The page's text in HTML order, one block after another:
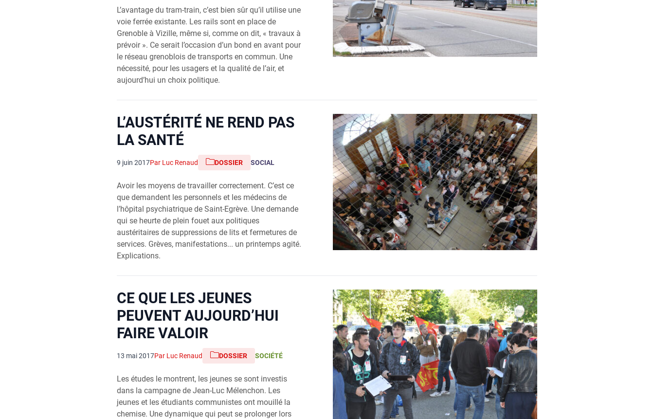
L’avantage du tram-train, c’est bien sûr qu’il utilise une
voie ferrée existante. Les rails sont en place de
Grenoble à Vizille, même si, comme on dit, « travaux à
prévoir ». Ce serait l’occasion d’un bond en avant pour
le réseau grenoblois de transports en commun. Une
nécessité, pour les usagers et la qualité de l’air, et
aujourd’hui un choix politique.
L’AUSTÉRITÉ NE REND PAS
LA SANTÉ
9 juin 2017Par Luc Renaud DOSSIER SOCIAL
Avoir les moyens de travailler correctement. C’est ce
que demandent les personnels et les médecins de
l’hôpital psychiatrique de Saint-Egrève. Une demande
qui se heurte de plein fouet aux politiques
austéritaires de suppressions de lits et fermetures de
services. Grèves, manifestations... un printemps agité.
Explications.
CE QUE LES JEUNES
PEUVENT AUJOURD’HUI
FAIRE VALOIR
13 mai 2017Par Luc Renaud DOSSIER SOCIÉTÉ
Les études le montrent, les jeunes se sont investis
dans la campagne de Jean-Luc Mélenchon. Les
jeunes et les étudiants communistes ont mouillé la
chemise. Une dynamique qui peut se prolonger lors